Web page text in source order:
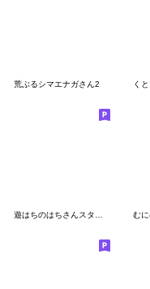
荒ぶるシマエナガさん2 く
遊はちのはちさんスタンプ～冬～ む